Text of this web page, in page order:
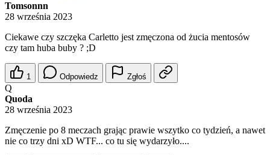
Tomsonnn
28 września 2023
Ciekawe czy szczęka Carletto jest zmęczona od żucia mentosów
czy tam huba buby ? ;D
1 Odpowiedz Zgłoś
Q
Quoda
28 września 2023
Zmęczenie po 8 meczach grając prawie wszytko co tydzień, a nawet
nie co trzy dni xD WTF... co tu się wydarzyło....